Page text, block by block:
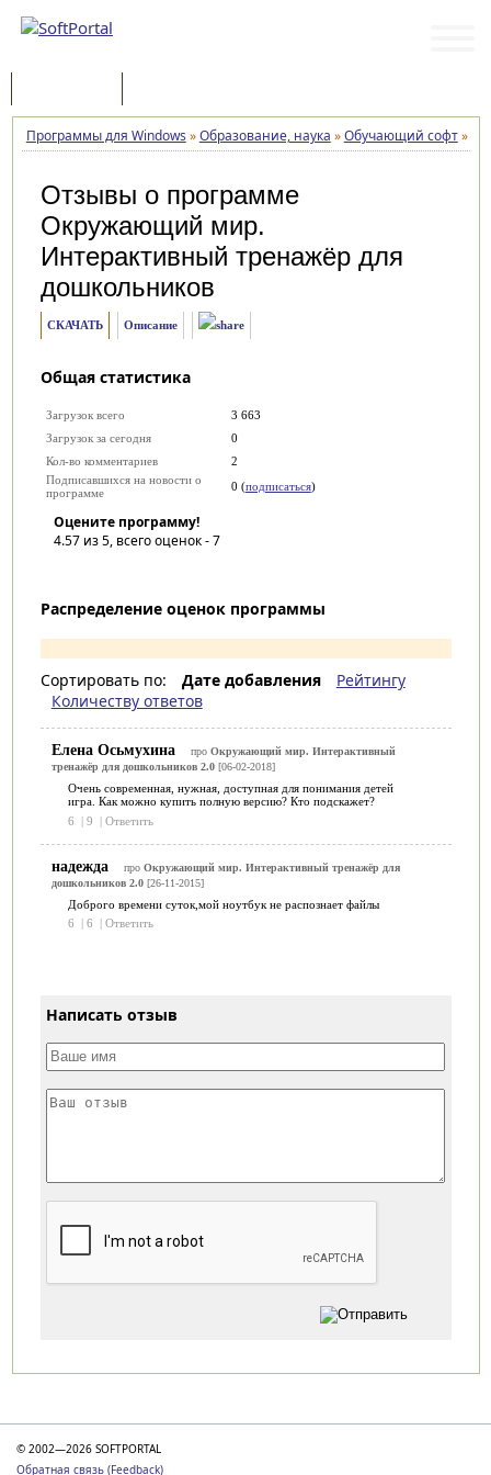
Программы для Windows »Образование, наука »Обучающий софт»
Отзывы о программе
Окружающий мир.
Интерактивный тренажёр для
дошкольников
СКАЧАТЬ Описание
Общая статистика
Загрузок всего
3 663
Загрузок за сегодня
0
Кол-во комментариев
2
Подписавшихся на новости о
программе
0 (подписаться)
Оцените программу!
4.57из 5, всего оценок -7
Распределение оценок программы
Сортировать по: Дате добавления
Рейтингу
Количеству ответов
Елена Осьмухина про Окружающий мир. Интерактивный
тренажёр для дошкольников 2.0[06-02-2018]
Очень современная, нужная, доступная для понимания детей
игра. Как можно купить полную версию? Кто подскажет?
6
| 9 | Ответить
надежда про Окружающий мир. Интерактивный тренажёр для
дошкольников 2.0[26-11-2015]
Доброго времени суток,мой ноутбук не распознает файлы
6
| 6 | Ответить
Написать отзыв
© 2002—2026 SOFTPORTAL
Обратная связь (Feedback)